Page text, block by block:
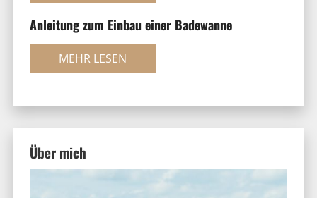
Anleitung zum Einbau einer Badewanne
MEHR LESEN
Über mich